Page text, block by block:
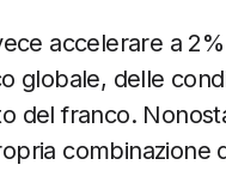
accelerare a
globale, delle
del franco.
combinazione